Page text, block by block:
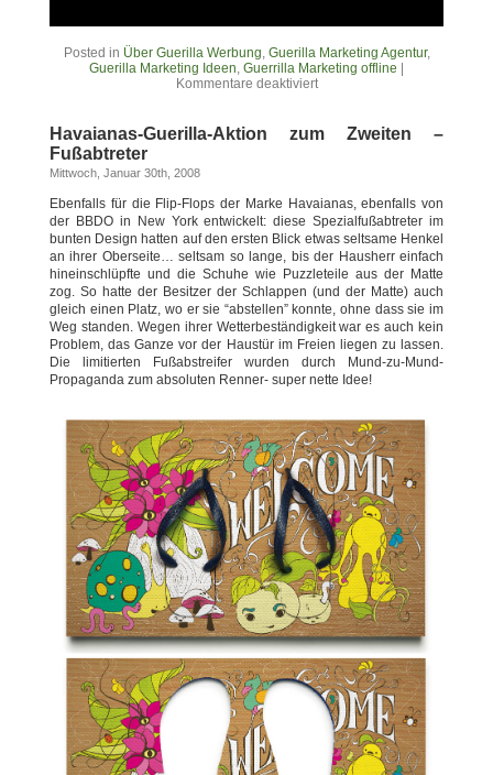
Posted in Über Guerilla Werbung, Guerilla Marketing Agentur,
Guerilla Marketing Ideen, Guerrilla Marketing offline
Kommentare deaktiviert
Havaianas-Guerilla-Aktion zum Zweiten –
Fußabtreter
Mittwoch, Januar 30th, 2008
Ebenfalls für die Flip-Flops der Marke Havaianas, ebenfalls von
der BBDO in New York entwickelt: diese Spezialfußabtreter im
bunten Design hatten auf den ersten Blick etwas seltsame Henkel
an ihrer Oberseite… seltsam so lange, bis der Hausherr einfach
hineinschlüpfte und die Schuhe wie Puzzleteile aus der Matte
zog. So hatte der Besitzer der Schlappen (und der Matte) auch
gleich einen Platz, wo er sie “abstellen” konnte, ohne dass sie im
Weg standen. Wegen ihrer Wetterbeständigkeit war es auch kein
Problem, das Ganze vor der Haustür im Freien liegen zu lassen.
Die limitierten Fußabstreifer wurden durch Mund-zu-Mund-
Propaganda zum absoluten Renner- super nette Idee!